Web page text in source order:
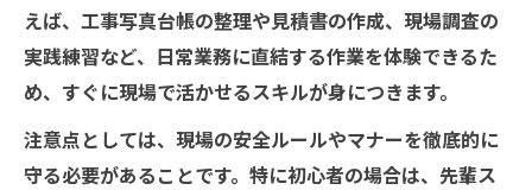
えば、工事写真台帳の整理や見積書の作成、現場調査の
実践練習など、日常業務に直結する作業を体験できるた
め、すぐに現場で活かせるスキルが身につきます。
注意点としては、現場の安全ルールやマナーを徹底的に
守る必要があることです。特に初心者の場合は、先輩ス